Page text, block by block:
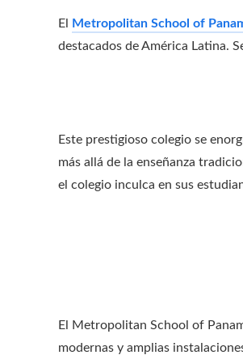
El Metropolitan School of
destacados de América Latina.
Este prestigioso colegio se
más allá de la enseñanza
el colegio inculca en sus
El Metropolitan School of
modernas y amplias